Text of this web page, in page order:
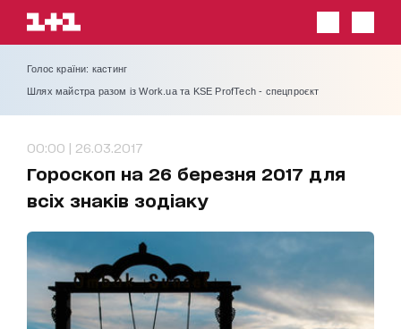
Голос країни: кастинг
Шлях майстра разом із Work.ua та KSE ProfTech - спецпроєкт
00:00 | 26.03.2017
Гороскоп на 26 березня 2017 для
всіх знаків зодіаку